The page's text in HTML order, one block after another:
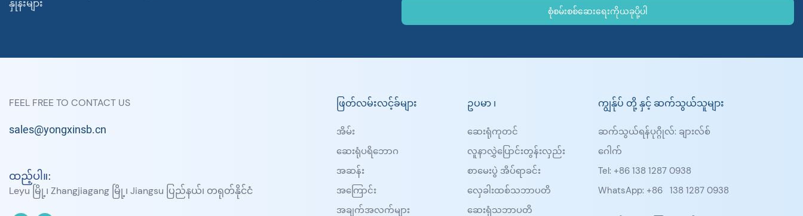
နှုန်းများ
စုံစမ်းစစ်ဆေးရေးကိုယခုပို့ပါ
FEEL FREE TO CONTACT US
sales@yongxinsb.cn
ထည့်ပါ။:
Leyu မြို့၊ Zhangjiagang မြို့၊ Jiangsu ပြည်နယ်၊ တရုတ်နိုင်ငံ
ဖြတ်လမ်းလင့်ခ်များ
အိမ်း
ဆေးရုံပရိဘောဂ
အဆန်း
အကြောင်း
အချက်အလက်များ
ဥပမာ ၊
ဆေးရုံကုတင်
လူနာလွှဲပြောင်းတွန်းလှည်း
စာမေးပွဲ အိပ်ရာခင်း
လှေခါးထစ်သဘာပတိ
ဆေးရုံသဘာပတိ
ကျွန်ုပ် တို့ နှင့် ဆက်သွယ်သူများ
ဆက်သွယ်ရန်ပုဂ္ဂိုလ်: ချားလ်စ်
ဂေါက်
Tel: +86 138 1287 0938
WhatsApp: +86 138 1287 0938